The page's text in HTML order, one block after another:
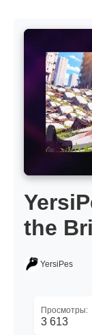
the
YersiPes
Просмотры:
3 613